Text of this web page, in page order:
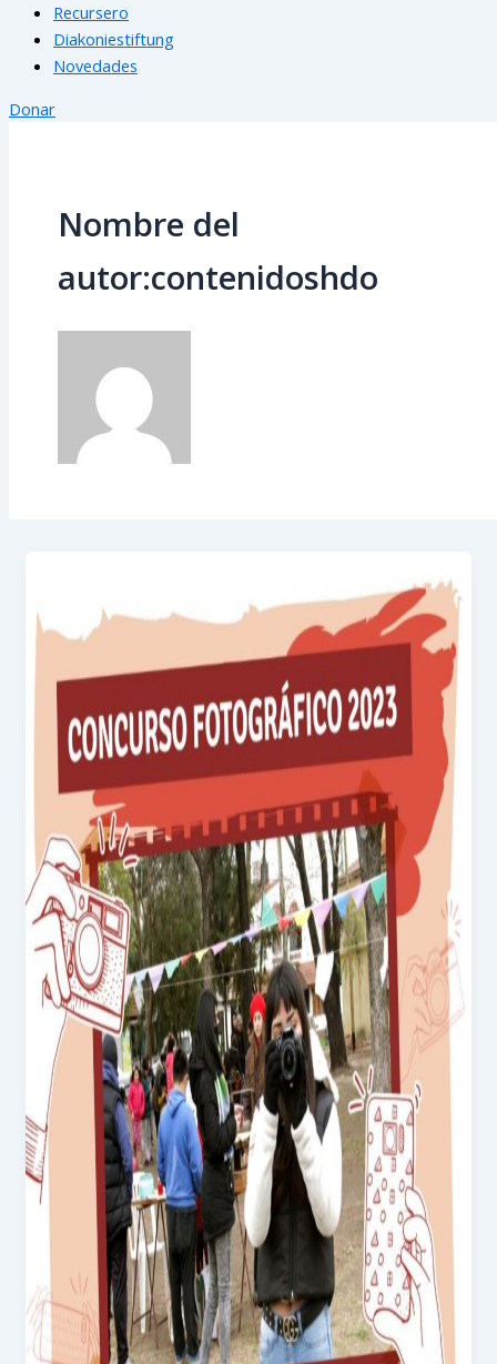
Recursero
Diakoniestiftung
Novedades
Donar
Nombre del
autor:contenidoshdo